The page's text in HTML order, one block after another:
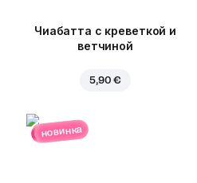
Чиабатта с креветкой и
ветчиной
5,90 €
новинка